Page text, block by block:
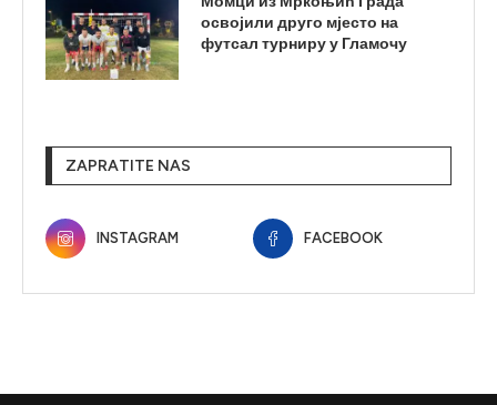
освојили друго мјесто на
футсал турниру у Гламочу
ZAPRATITE NAS
INSTAGRAM FACEBOOK